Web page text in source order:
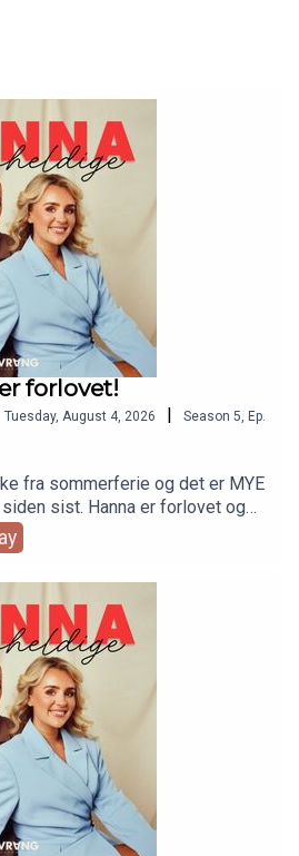
forlovet!
Tuesday, August 4, 2026 Season 5, Ep.
fra sommerferie og det er MYE
sist. Hanna er forlovet og
nydelige frieriet, og ja, det blir
er skuffet over gutta sine i
er mulig det blir en liten detox i
tilbake!